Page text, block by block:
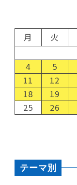
月
火
4
5
11
12
18
19
25
26
テーマ別